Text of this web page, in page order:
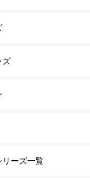
ズ
リーズ一覧